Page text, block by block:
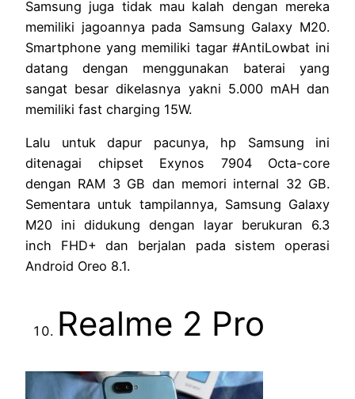
Samsung juga tidak mau kalah dengan mereka
memiliki jagoannya pada Samsung Galaxy M20.
Smartphone yang memiliki tagar #AntiLowbat ini
datang dengan menggunakan baterai yang
sangat besar dikelasnya yakni 5.000 mAH dan
memiliki fast charging 15W.
Lalu untuk dapur pacunya, hp Samsung ini
ditenagai chipset Exynos 7904 Octa-core
dengan RAM 3 GB dan memori internal 32 GB.
Sementara untuk tampilannya, Samsung Galaxy
M20 ini didukung dengan layar berukuran 6.3
inch FHD+ dan berjalan pada sistem operasi
Android Oreo 8.1.
Realme 2 Pro